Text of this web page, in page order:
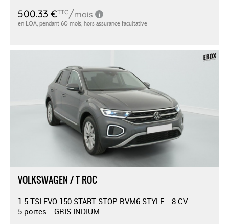
VOLKSWAGEN / T ROC
1.5 TSI EVO 150 START STOP BVM6 STYLE - 8 CV
5 portes - GRIS INDIUM